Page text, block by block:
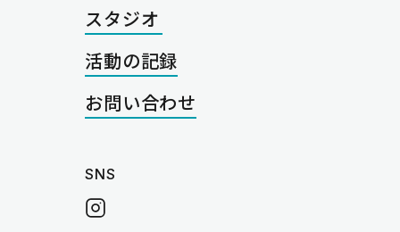
スタジオ
活動の記録
お問い合わせ
SNS